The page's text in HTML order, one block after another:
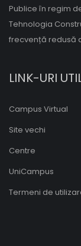
Publice în regim
Tehnologia
frecvență redusă
LINK-URI
Campus Virtual
Site vechi
Centre
UniCampus
Termeni de